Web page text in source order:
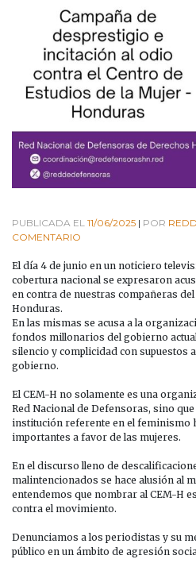
PUBLICADA EL 11/06/2025 | POR
COMENTARIO
CAMPAÑA
DE
DESPRESTIGIO
INCITACIÓN
AL
ODIO
CENTRO
DE
ESTUDIOS
DE
MUJER
–
HONDURAS
El día 4 de junio en un noticiero
cobertura nacional se expresaron
en contra de nuestras compañeras
Honduras.
En las mismas se acusa a la
fondos millonarios del gobierno
silencio y complicidad con supuestos
gobierno.
El CEM-H no solamente es una
Red Nacional de Defensoras, sino
institución referente en el feminismo
importantes a favor de las mujeres.
En el discurso lleno de
malintencionados se hace alusión al
entendemos que nombrar al CEM-H
contra el movimiento.
Denunciamos a los periodistas y su
público en un ámbito de agresión